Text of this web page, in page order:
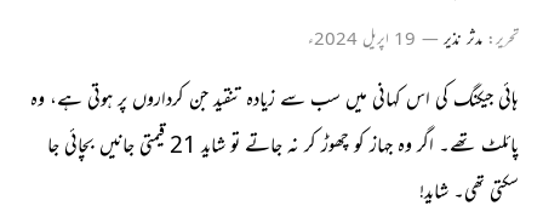
تحریر: مدثر نذیر 19 اپریل 2024ء
ہائی جیکنگ کی اس کہانی میں سب سے زیادہ تنقید جن کرداروں پر ہوتی ہے، وہ
پائلٹ تھے۔ اگر وہ جہاز کو چھوڑ کر نہ جاتے تو شاید 21 قیمتی جانیں بچائی جا
سکتی تھی۔ شاید!